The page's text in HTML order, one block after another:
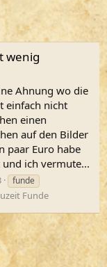
wenig
Ahnung wo die
einfach nicht
einen
auf den Bilder
paar Euro habe
ich vermute...
funde
Funde